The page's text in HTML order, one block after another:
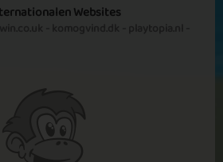
Websites